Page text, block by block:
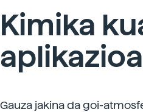
Kimika
Gauza jakina da goi-